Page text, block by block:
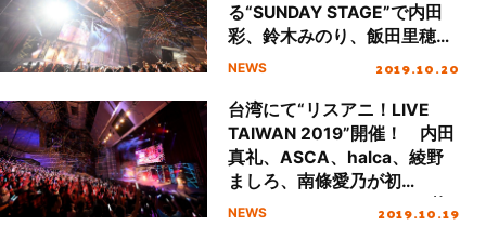
る“SUNDAY STAGE”で内田
彩、鈴木みのり、飯田里穂、
きただにひろし、ZAQ、井口
NEWS 2019.10.20
台湾にて“リスアニ！LIVE
TAIWAN 2019”開催！ 内田
真礼、ASCA、halca、綾野
ましろ、南條愛乃が初
日“SATURDAY STAGE”で華
NEWS 2019.10.19